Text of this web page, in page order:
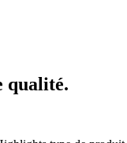
qualité.